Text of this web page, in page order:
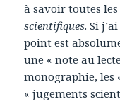
à savoir toutes
scientifiques. Si
point est
une « note au
monographie, les
« jugements